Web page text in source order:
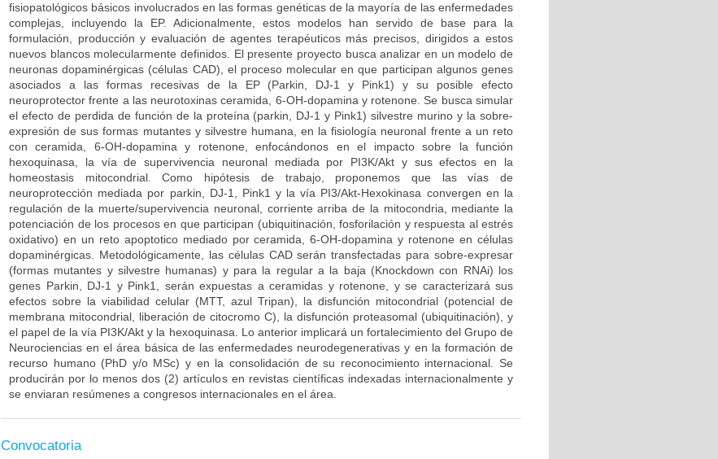
fisiopatológicos básicos involucrados en las formas genéticas de la mayoría de las enfermedades
complejas, incluyendo la EP. Adicionalmente, estos modelos han servido de base para la
formulación, producción y evaluación de agentes terapéuticos más precisos, dirigidos a estos
nuevos blancos molecularmente definidos. El presente proyecto busca analizar en un modelo de
neuronas dopaminérgicas (células CAD), el proceso molecular en que participan algunos genes
asociados a las formas recesivas de la EP (Parkin, DJ-1 y Pink1) y su posible efecto
neuroprotector frente a las neurotoxinas ceramida, 6-OH-dopamina y rotenone. Se busca simular
el efecto de perdida de función de la proteína (parkin, DJ-1 y Pink1) silvestre murino y la sobre-
expresión de sus formas mutantes y silvestre humana, en la fisiología neuronal frente a un reto
con ceramida, 6-OH-dopamina y rotenone, enfocándonos en el impacto sobre la función
hexoquinasa, la vía de supervivencia neuronal mediada por PI3K/Akt y sus efectos en la
homeostasis mitocondrial. Como hipótesis de trabajo, proponemos que las vías de
neuroprotección mediada por parkin, DJ-1, Pink1 y la vía PI3/Akt-Hexokinasa convergen en la
regulación de la muerte/supervivencia neuronal, corriente arriba de la mitocondria, mediante la
potenciación de los procesos en que participan (ubiquitinación, fosforilación y respuesta al estrés
oxidativo) en un reto apoptotico mediado por ceramida, 6-OH-dopamina y rotenone en células
dopaminérgicas. Metodológicamente, las células CAD serán transfectadas para sobre-expresar
(formas mutantes y silvestre humanas) y para la regular a la baja (Knockdown con RNAi) los
genes Parkin, DJ-1 y Pink1, serán expuestas a ceramidas y rotenone, y se caracterizará sus
efectos sobre la viabilidad celular (MTT, azul Tripan), la disfunción mitocondrial (potencial de
membrana mitocondrial, liberación de citocromo C), la disfunción proteasomal (ubiquitinación), y
el papel de la vía PI3K/Akt y la hexoquinasa. Lo anterior implicará un fortalecimiento del Grupo de
Neurociencias en el área básica de las enfermedades neurodegenerativas y en la formación de
recurso humano (PhD y/o MSc) y en la consolidación de su reconocimiento internacional. Se
producirán por lo menos dos (2) artículos en revistas científicas indexadas internacionalmente y
se enviaran resúmenes a congresos internacionales en el área.
Convocatoria